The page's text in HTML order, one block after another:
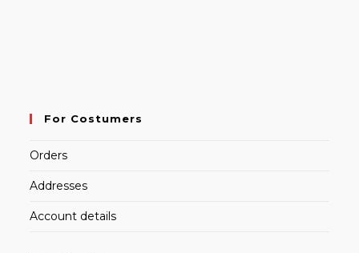
For Costumers
Orders
Addresses
Account details